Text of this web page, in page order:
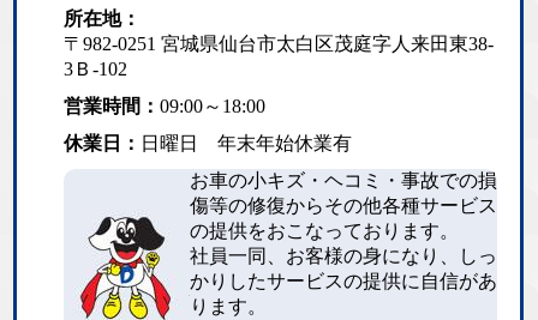
所在地：
〒982-0251 宮城県仙台市太白区茂庭字人来田東38-
3Ｂ-102
営業時間：09:00～18:00
休業日： 日曜日 年末年始休業有
お車の小キズ・ヘコミ・事故での損
傷等の修復からその他各種サービス
の提供をおこなっております。
社員一同、お客様の身になり、しっ
かりしたサービスの提供に自信があ
ります。